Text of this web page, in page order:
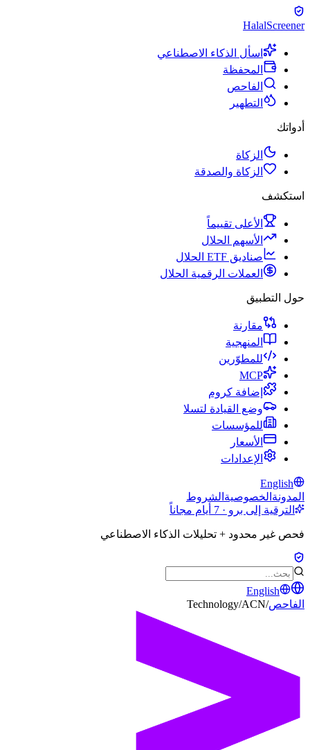
HalalScreener
اسأل الذكاء الاصطناعي
المحفظة
الفاحص
التطهير
أدواتك
الزكاة
الزكاة والصدقة
استكشف
الأعلى تقييماً
الأسهم الحلال
صناديق ETF الحلال
العملات الرقمية الحلال
حول التطبيق
مقارنة
المنهجية
للمطوّرين
MCP
إضافة كروم
وضع القيادة لتسلا
للمؤسسات
الأسعار
الإعدادات
English
المدونة الخصوصية الشروط
الترقية إلى برو · 7 أيام مجاناً
فحص غير محدود + تحليلات الذكاء الاصطناعي
English
الفاحص/
Technology/ACN